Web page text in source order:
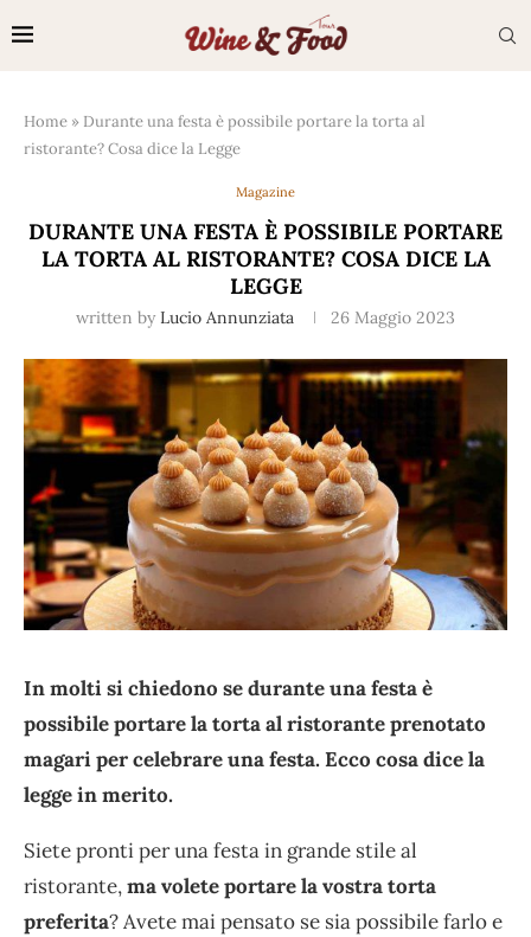
Home » Durante una festa è possibile portare la torta al
ristorante? Cosa dice la Legge
Magazine
DURANTE UNA FESTA È POSSIBILE PORTARE
LA TORTA AL RISTORANTE? COSA DICE LA
LEGGE
written by Lucio Annunziata 26 Maggio 2023
In molti si chiedono se durante una festa è
possibile portare la torta al ristorante prenotato
magari per celebrare una festa. Ecco cosa dice la
legge in merito.
Siete pronti per una festa in grande stile al
ristorante,ma volete portare la vostra torta
preferita? Avete mai pensato se sia possibile farlo e